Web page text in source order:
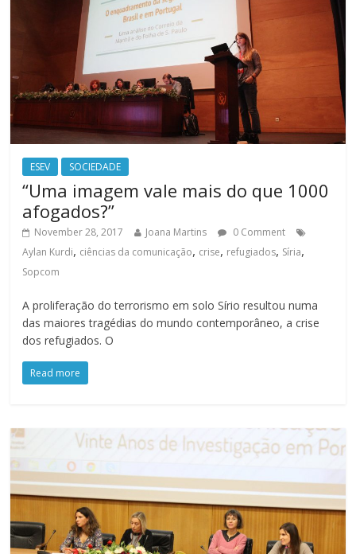
ESEV SOCIEDADE
“Uma imagem vale mais do que 1000
afogados?”
November 28, 2017 Joana Martins
0 Comment
Aylan Kurdi, ciências da comunicação, crise, refugiados, Síria,
Sopcom
A proliferação do terrorismo em solo Sírio resultou numa
das maiores tragédias do mundo contemporâneo, a crise
dos refugiados. O
Read more